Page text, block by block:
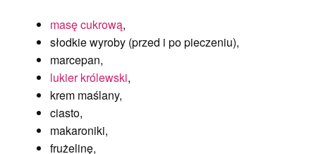
masę cukrową,
słodkie wyroby (przed i po pieczeniu),
marcepan,
lukier królewski,
krem maślany,
ciasto,
makaroniki,
frużelinę,